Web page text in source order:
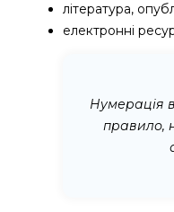
література,
електронні
Нумерація
правило,